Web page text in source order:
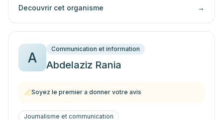
Decouvrir cet organisme →
A
Communication et information
Abdelaziz Rania
Soyez le premier a donner votre avis
Journalisme et communication